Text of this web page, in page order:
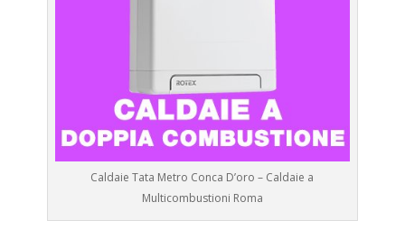
Caldaie Tata Metro Conca D’oro – Caldaie a
Multicombustioni Roma